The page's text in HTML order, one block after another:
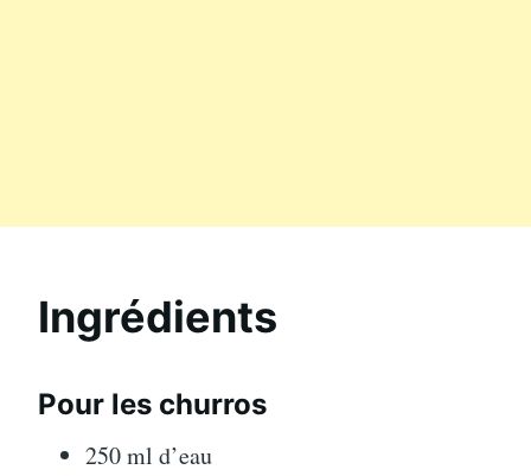
Ingrédients
Pour les churros
250 ml d’eau